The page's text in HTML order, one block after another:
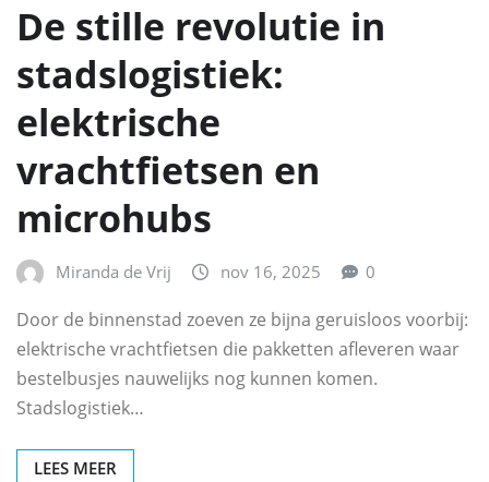
De stille revolutie in
stadslogistiek:
elektrische
vrachtfietsen en
microhubs
Miranda de Vrij nov 16, 2025 0
Door de binnenstad zoeven ze bijna geruisloos voorbij:
elektrische vrachtfietsen die pakketten afleveren waar
bestelbusjes nauwelijks nog kunnen komen.
Stadslogistiek…
LEES MEER